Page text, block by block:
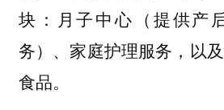
块：月子中心（提供产
务）、家庭护理服务，以
食品。